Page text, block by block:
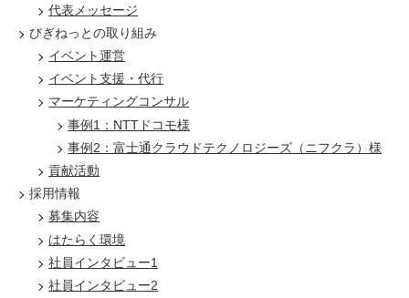
代表メッセージ
びぎねっとの取り組み
イベント運営
イベント支援・代行
マーケティングコンサル
事例1：NTTドコモ様
事例2：富士通クラウドテクノロジーズ（ニフクラ）様
貢献活動
採用情報
募集内容
はたらく環境
社員インタビュー1
社員インタビュー2